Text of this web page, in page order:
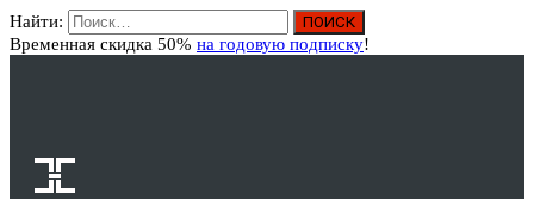
Найти:
Временная скидка 50% на годовую подписку!